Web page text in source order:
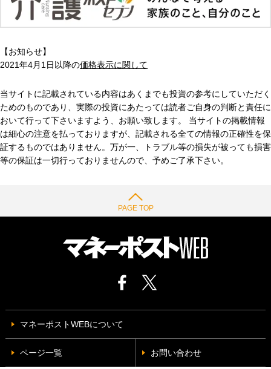
【お知らせ】
2021年4月1日以降の価格表示に関して
当サイトに記載されている内容はあくまでも投資の参考にしていただく
ためのものであり、実際の投資にあたっては読者ご自身の判断と責任に
おいて行って下さいますよう、お願い致します。 当サイトの掲載情報
は細心の注意を払っておりますが、記載される全ての情報の正確性を保
証するものではありません。万が一、トラブル等の損失が被っても損害
等の保証は一切行っておりませんので、予めご了承下さい。
PAGE TOP
マネーポストWEBについて
ページ一覧 お問い合わせ